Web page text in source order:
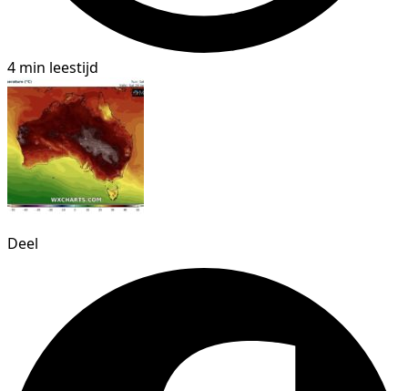
4 min leestijd
Deel